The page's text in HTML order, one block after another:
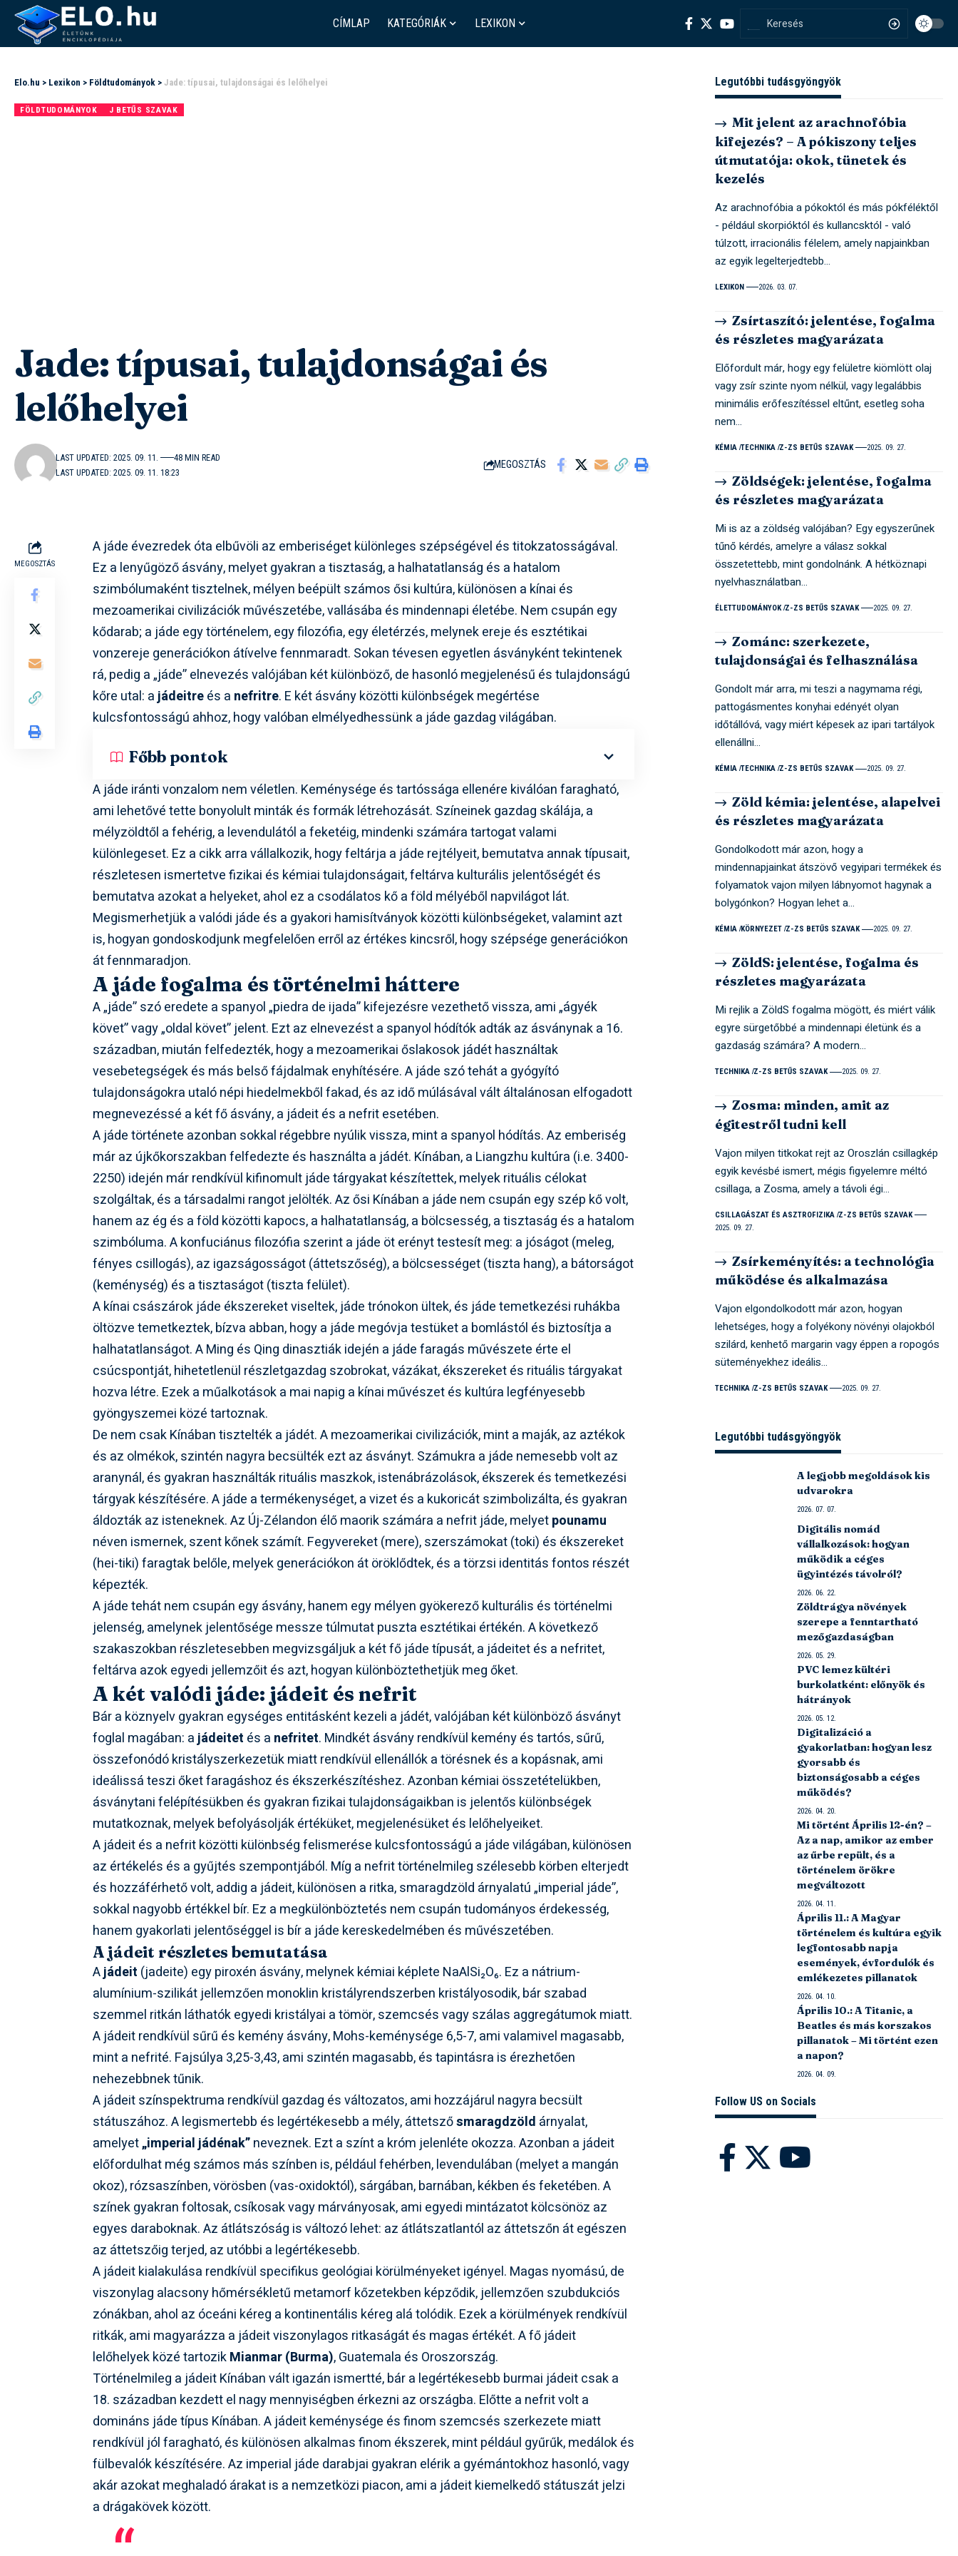
CÍMLAP KATEGÓRIÁK LEXIKON
Elo.hu > Lexikon > Földtudományok > Jade: típusai, tulajdonságai és lelőhelyei
FÖLDTUDOMÁNYOK J BETŰS SZAVAK
Jade: típusai, tulajdonságai és
lelőhelyei
LAST UPDATED: 2025. 09. 11. 18:23
LAST UPDATED: 2025. 09. 11. 48 MIN READ
MEGOSZTÁS
MEGOSZTÁS
A jáde évezredek óta elbűvöli az emberiséget különleges szépségével és titokzatosságával.
Ez a lenyűgöző ásvány, melyet gyakran a tisztaság, a halhatatlanság és a hatalom
szimbólumaként tisztelnek, mélyen beépült számos ősi kultúra, különösen a kínai és
mezoamerikai civilizációk művészetébe, vallásába és mindennapi életébe. Nem csupán egy
kődarab; a jáde egy történelem, egy filozófia, egy életérzés, melynek ereje és esztétikai
vonzereje generációkon átívelve fennmaradt. Sokan tévesen egyetlen ásványként tekintenek
rá, pedig a „jáde” elnevezés valójában két különböző, de hasonló megjelenésű és tulajdonságú
kőre utal: ajádeitreés a nefritre. E két ásvány közötti különbségek megértése
kulcsfontosságú ahhoz, hogy valóban elmélyedhessünk a jáde gazdag világában.
Főbb pontok
A jáde iránti vonzalom nem véletlen. Keménysége és tartóssága ellenére kiválóan faragható,
ami lehetővé tette bonyolult minták és formák létrehozását. Színeinek gazdag skálája, a
mélyzöldtől a fehérig, a levendulától a feketéig, mindenki számára tartogat valami
különlegeset. Ez a cikk arra vállalkozik, hogy feltárja a jáde rejtélyeit, bemutatva annak típusait,
részletesen ismertetve fizikai és kémiai tulajdonságait, feltárva kulturális jelentőségét és
bemutatva azokat a helyeket, ahol ez a csodálatos kő a föld mélyéből napvilágot lát.
Megismerhetjük a valódi jáde és a gyakori hamisítványok közötti különbségeket, valamint azt
is, hogyan gondoskodjunk megfelelően erről az értékes kincsről, hogy szépsége generációkon
át fennmaradjon.
A jáde fogalma és történelmi háttere
A „jáde” szó eredete a spanyol „piedra de ijada” kifejezésre vezethető vissza, ami „ágyék
követ” vagy „oldal követ” jelent. Ezt az elnevezést a spanyol hódítók adták az ásványnak a 16.
században, miután felfedezték, hogy a mezoamerikai őslakosok jádét használtak
vesebetegségek és más belső fájdalmak enyhítésére. A jáde szó tehát a gyógyító
tulajdonságokra utaló népi hiedelmekből fakad, és az idő múlásával vált általánosan elfogadott
megnevezéssé a két fő ásvány, a jádeit és a nefrit esetében.
A jáde története azonban sokkal régebbre nyúlik vissza, mint a spanyol hódítás. Az emberiség
már az újkőkorszakban felfedezte és használta a jádét. Kínában, a Liangzhu kultúra (i.e. 3400-
2250) idején már rendkívül kifinomult jáde tárgyakat készítettek, melyek rituális célokat
szolgáltak, és a társadalmi rangot jelölték. Az ősi Kínában a jáde nem csupán egy szép kő volt,
hanem az ég és a föld közötti kapocs, a halhatatlanság, a bölcsesség, a tisztaság és a hatalom
szimbóluma. A konfuciánus filozófia szerint a jáde öt erényt testesít meg: a jóságot (meleg,
fényes csillogás), az igazságosságot (áttetszőség), a bölcsességet (tiszta hang), a bátorságot
(keménység) és a tisztaságot (tiszta felület).
A kínai császárok jáde ékszereket viseltek, jáde trónokon ültek, és jáde temetkezési ruhákba
öltözve temetkeztek, bízva abban, hogy a jáde megóvja testüket a bomlástól és biztosítja a
halhatatlanságot. A Ming és Qing dinasztiák idején a jáde faragás művészete érte el
csúcspontját, hihetetlenül részletgazdag szobrokat, vázákat, ékszereket és rituális tárgyakat
hozva létre. Ezek a műalkotások a mai napig a kínai művészet és kultúra legfényesebb
gyöngyszemei közé tartoznak.
De nem csak Kínában tisztelték a jádét. A mezoamerikai civilizációk, mint a maják, az aztékok
és az olmékok, szintén nagyra becsülték ezt az ásványt. Számukra a jáde nemesebb volt az
aranynál, és gyakran használták rituális maszkok, istenábrázolások, ékszerek és temetkezési
tárgyak készítésére. A jáde a termékenységet, a vizet és a kukoricát szimbolizálta, és gyakran
áldozták az isteneknek. Az Új-Zélandon élő maorik számára a nefrit jáde, melyetpounamu
néven ismernek, szent kőnek számít. Fegyvereket (mere), szerszámokat (toki) és ékszereket
(hei-tiki) faragtak belőle, melyek generációkon át öröklődtek, és a törzsi identitás fontos részét
képezték.
A jáde tehát nem csupán egy ásvány, hanem egy mélyen gyökerező kulturális és történelmi
jelenség, amelynek jelentősége messze túlmutat puszta esztétikai értékén. A következő
szakaszokban részletesebben megvizsgáljuk a két fő jáde típusát, a jádeitet és a nefritet,
feltárva azok egyedi jellemzőit és azt, hogyan különböztethetjük meg őket.
A két valódi jáde: jádeit és nefrit
Bár a köznyelv gyakran egységes entitásként kezeli a jádét, valójában két különböző ásványt
foglal magában: ajádeitet és a nefritet. Mindkét ásvány rendkívül kemény és tartós, sűrű,
összefonódó kristályszerkezetük miatt rendkívül ellenállók a törésnek és a kopásnak, ami
ideálissá teszi őket faragáshoz és ékszerkészítéshez. Azonban kémiai összetételükben,
ásványtani felépítésükben és gyakran fizikai tulajdonságaikban is jelentős különbségek
mutatkoznak, melyek befolyásolják értéküket, megjelenésüket és lelőhelyeiket.
A jádeit és a nefrit közötti különbség felismerése kulcsfontosságú a jáde világában, különösen
az értékelés és a gyűjtés szempontjából. Míg a nefrit történelmileg szélesebb körben elterjedt
és hozzáférhető volt, addig a jádeit, különösen a ritka, smaragdzöld árnyalatú „imperial jáde”,
sokkal nagyobb értékkel bír. Ez a megkülönböztetés nem csupán tudományos érdekesség,
hanem gyakorlati jelentőséggel is bír a jáde kereskedelmében és művészetében.
A jádeit részletes bemutatása
Ajádeit (jadeite) egy piroxén ásvány, melynek kémiai képlete NaAlSi₂O₆. Ez a nátrium-
alumínium-szilikát jellemzően monoklin kristályrendszerben kristályosodik, bár szabad
szemmel ritkán láthatók egyedi kristályai a tömör, szemcsés vagy szálas aggregátumok miatt.
A jádeit rendkívül sűrű és kemény ásvány, Mohs-keménysége 6,5-7, ami valamivel magasabb,
mint a nefrité. Fajsúlya 3,25-3,43, ami szintén magasabb, és tapintásra is érezhetően
nehezebbnek tűnik.
A jádeit színspektruma rendkívül gazdag és változatos, ami hozzájárul nagyra becsült
státuszához. A legismertebb és legértékesebb a mély, áttetszősmaragdzöld árnyalat,
amelyet„imperial jádénak”neveznek. Ezt a színt a króm jelenléte okozza. Azonban a jádeit
előfordulhat még számos más színben is, például fehérben, levendulában (melyet a mangán
okoz), rózsaszínben, vörösben (vas-oxidoktól), sárgában, barnában, kékben és feketében. A
színek gyakran foltosak, csíkosak vagy márványosak, ami egyedi mintázatot kölcsönöz az
egyes daraboknak. Az átlátszóság is változó lehet: az átlátszatlantól az áttetszőn át egészen
az áttetszőig terjed, az utóbbi a legértékesebb.
A jádeit kialakulása rendkívül specifikus geológiai körülményeket igényel. Magas nyomású, de
viszonylag alacsony hőmérsékletű metamorf kőzetekben képződik, jellemzően szubdukciós
zónákban, ahol az óceáni kéreg a kontinentális kéreg alá tolódik. Ezek a körülmények rendkívül
ritkák, ami magyarázza a jádeit viszonylagos ritkaságát és magas értékét. A fő jádeit
lelőhelyek közé tartozikMianmar (Burma), Guatemala és Oroszország.
Történelmileg a jádeit Kínában vált igazán ismertté, bár a legértékesebb burmai jádeit csak a
18. században kezdett el nagy mennyiségben érkezni az országba. Előtte a nefrit volt a
domináns jáde típus Kínában. A jádeit keménysége és finom szemcsés szerkezete miatt
rendkívül jól faragható, és különösen alkalmas finom ékszerek, mint például gyűrűk, medálok és
fülbevalók készítésére. Az imperial jáde darabjai gyakran elérik a gyémántokhoz hasonló, vagy
akár azokat meghaladó árakat is a nemzetközi piacon, ami a jádeit kiemelkedő státuszát jelzi
a drágakövek között.
Legutóbbi tudásgyöngyök
Mit jelent az arachnofóbia
kifejezés? – A pókiszony teljes
útmutatója: okok, tünetek és
kezelés
Az arachnofóbia a pókoktól és más pókféléktől
- például skorpióktól és kullancsktól - való
túlzott, irracionális félelem, amely napjainkban
az egyik legelterjedtebb…
LEXIKON 2026. 03. 07.
Zsírtaszító: jelentése, fogalma
és részletes magyarázata
Előfordult már, hogy egy felületre kiömlött olaj
vagy zsír szinte nyom nélkül, vagy legalábbis
minimális erőfeszítéssel eltűnt, esetleg soha
nem…
KÉMIA TECHNIKA Z-ZS BETŰS SZAVAK 2025. 09. 27.
Zöldségek: jelentése, fogalma
és részletes magyarázata
Mi is az a zöldség valójában? Egy egyszerűnek
tűnő kérdés, amelyre a válasz sokkal
összetettebb, mint gondolnánk. A hétköznapi
nyelvhasználatban…
ÉLETTUDOMÁNYOK Z-ZS BETŰS SZAVAK 2025. 09. 27.
Zománc: szerkezete,
tulajdonságai és felhasználása
Gondolt már arra, mi teszi a nagymama régi,
pattogásmentes konyhai edényét olyan
időtállóvá, vagy miért képesek az ipari tartályok
ellenállni…
KÉMIA TECHNIKA Z-ZS BETŰS SZAVAK 2025. 09. 27.
Zöld kémia: jelentése, alapelvei
és részletes magyarázata
Gondolkodott már azon, hogy a
mindennapjainkat átszövő vegyipari termékek és
folyamatok vajon milyen lábnyomot hagynak a
bolygónkon? Hogyan lehet a…
KÉMIA KÖRNYEZET Z-ZS BETŰS SZAVAK 2025. 09. 27.
ZöldS: jelentése, fogalma és
részletes magyarázata
Mi rejlik a ZöldS fogalma mögött, és miért válik
egyre sürgetőbbé a mindennapi életünk és a
gazdaság számára? A modern…
TECHNIKA Z-ZS BETŰS SZAVAK 2025. 09. 27.
Zosma: minden, amit az
égitestről tudni kell
Vajon milyen titkokat rejt az Oroszlán csillagkép
egyik kevésbé ismert, mégis figyelemre méltó
csillaga, a Zosma, amely a távoli égi…
CSILLAGÁSZAT ÉS ASZTROFIZIKA Z-ZS BETŰS SZAVAK
2025. 09. 27.
Zsírkeményítés: a technológia
működése és alkalmazása
Vajon elgondolkodott már azon, hogyan
lehetséges, hogy a folyékony növényi olajokból
szilárd, kenhető margarin vagy éppen a ropogós
süteményekhez ideális…
TECHNIKA Z-ZS BETŰS SZAVAK 2025. 09. 27.
Legutóbbi tudásgyöngyök
A legjobb megoldások kis
udvarokra
2026. 07. 07.
Digitális nomád
vállalkozások: hogyan
működik a céges
ügyintézés távolról?
2026. 06. 22.
Zöldtrágya növények
szerepe a fenntartható
mezőgazdaságban
2026. 05. 29.
PVC lemez kültéri
burkolatként: előnyök és
hátrányok
2026. 05. 12.
Digitalizáció a
gyakorlatban: hogyan lesz
gyorsabb és
biztonságosabb a céges
működés?
2026. 04. 20.
Mi történt Április 12-én? –
Az a nap, amikor az ember
az űrbe repült, és a
történelem örökre
megváltozott
2026. 04. 11.
Április 11.: A Magyar
történelem és kultúra egyik
legfontosabb napja
események, évfordulók és
emlékezetes pillanatok
2026. 04. 10.
Április 10.: A Titanic, a
Beatles és más korszakos
pillanatok – Mi történt ezen
a napon?
2026. 04. 09.
Follow US on Socials